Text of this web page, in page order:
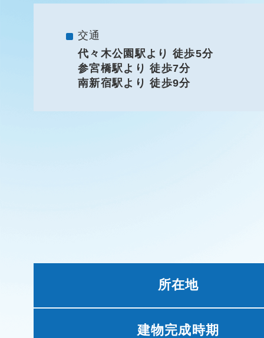
交通
代々木公園駅より 徒歩5分
参宮橋駅より 徒歩7分
南新宿駅より 徒歩9分
所在地
建物完成時期